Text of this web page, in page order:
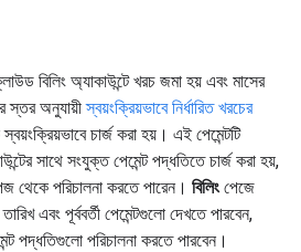
বিলিং অ্যাকাউন্টে খরচ জমা হয় এবং মাসের
স্তর অনুযায়ীস্বয়ংক্রিয়ভাবে নির্ধারিত খরচের
চার্জ করা হয়। এই পেমেন্টটি
সাথে সংযুক্ত পেমেন্ট পদ্ধতিতে চার্জ করা হয়,
থেকে পরিচালনা করতে পারেন। বিলিংপেজে
এবং পূর্ববর্তী পেমেন্টগুলো দেখতে পারবেন,
পদ্ধতিগুলো পরিচালনা করতে পারবেন।